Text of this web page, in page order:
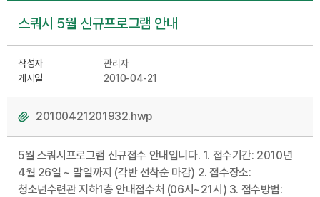
스쿼시 5월 신규프로그램 안내
작성자
관리자
게시일
2010-04-21
20100421201932.hwp
5월 스쿼시프로그램 신규접수 안내입니다. 1. 접수기간: 2010년
4월 26일 ~ 말일까지 (각반 선착순 마감) 2. 접수장소:
청소년수련관 지하1층 안내접수처 (06시~21시) 3. 접수방법: